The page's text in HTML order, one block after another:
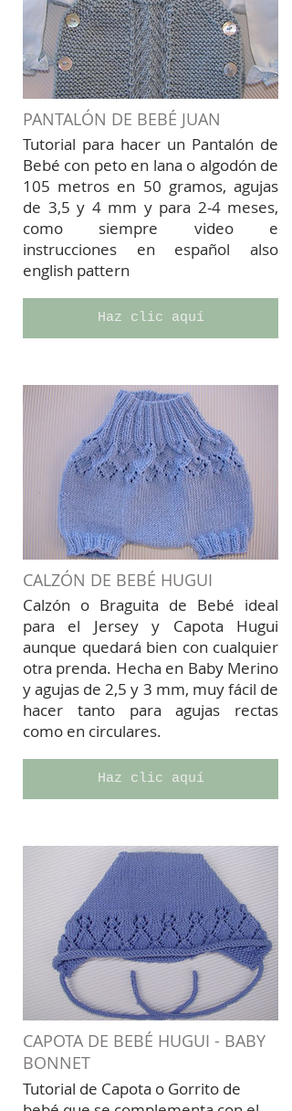
PANTALÓN DE BEBÉ JUAN
Tutorial para hacer un Pantalón de
Bebé con peto en lana o algodón de
105 metros en 50 gramos, agujas
de 3,5 y 4 mm y para 2-4 meses,
como siempre video e
instrucciones en español also
english pattern
Haz clic aquí
CALZÓN DE BEBÉ HUGUI
Calzón o Braguita de Bebé ideal
para el Jersey y Capota Hugui
aunque quedará bien con cualquier
otra prenda. Hecha en Baby Merino
y agujas de 2,5 y 3 mm, muy fácil de
hacer tanto para agujas rectas
como en circulares.
Haz clic aquí
CAPOTA DE BEBÉ HUGUI - BABY
BONNET
Tutorial de Capota o Gorrito de